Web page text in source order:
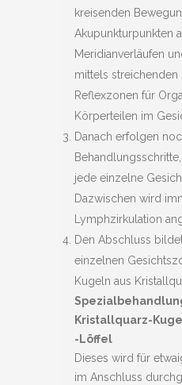
kreisenden
Akupunkturpunkten
Meridianverläufen
mittels streichenden
Reflexzonen für
Körperteilen im
Danach erfolgen
jede einzelne
Dazwischen wird
Lymphzirkulation
Den Abschluss
einzelnen
Kugeln aus
Kristallquarz-
-Löffel
Dieses wird für
im Anschluss